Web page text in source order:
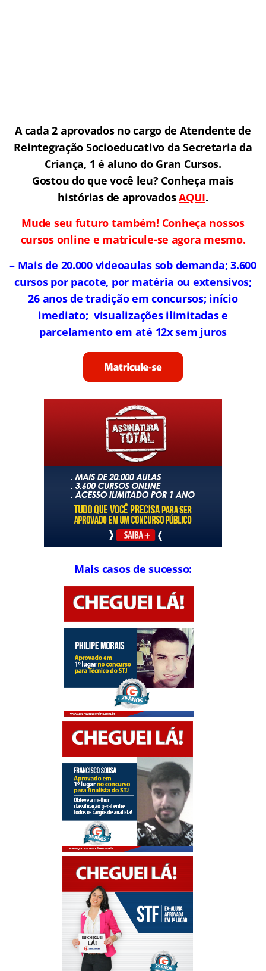
A cada 2 aprovados no cargo de Atendente de
Reintegração Socioeducativo da Secretaria da
Criança, 1 é aluno do Gran Cursos.
Gostou do que você leu? Conheça mais
histórias de aprovadosAQUI.
Mude seu futuro também! Conheça nossos
cursos online e matricule-se agora mesmo.
– Mais de 20.000 videoaulas sob demanda; 3.600
cursos por pacote, por matéria ou extensivos;
26 anos de tradição em concursos; início
imediato; visualizações ilimitadas e
parcelamento em até 12x sem juros
Mais casos de sucesso: